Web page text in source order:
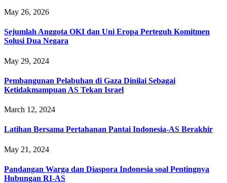
May 26, 2026
Sejumlah Anggota OKI dan Uni Eropa Perteguh Komitmen
Solusi Dua Negara
May 29, 2024
Pembangunan Pelabuhan di Gaza Dinilai Sebagai
Ketidakmampuan AS Tekan Israel
March 12, 2024
Latihan Bersama Pertahanan Pantai Indonesia-AS Berakhir
May 21, 2024
Pandangan Warga dan Diaspora Indonesia soal Pentingnya
Hubungan RI-AS